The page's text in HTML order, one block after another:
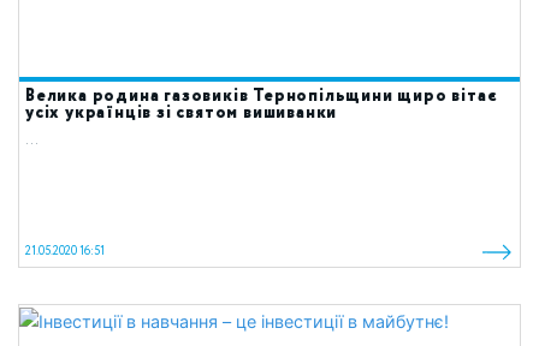
Велика родина газовиків Тернопільщини щиро вітає
усіх українців зі святом вишиванки
...
21.05.2020 16:51